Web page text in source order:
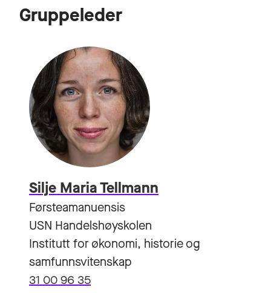
Gruppeleder
Silje Maria Tellmann
Førsteamanuensis
USN Handelshøyskolen
Institutt for økonomi, historie og
samfunnsvitenskap
31 00 96 35